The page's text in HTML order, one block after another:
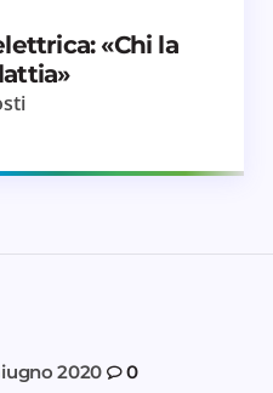
«Chi la
2020 0